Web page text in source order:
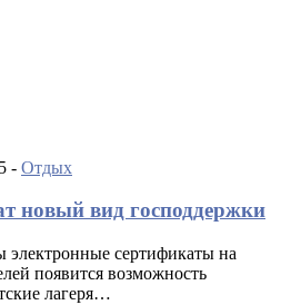
- Отдых
новый вид господдержки
электронные сертификаты на
появится возможность
лагеря…